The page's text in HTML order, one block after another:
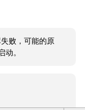
败，可能的原
动。